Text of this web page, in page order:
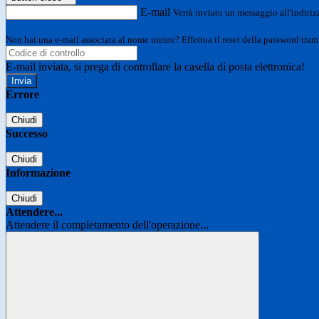
E-mail Verrà inviato un messaggio
Non hai una e-mail associata al nome utente? Effettua il reset della password
E-mail inviata, si prega di controllare la casella di posta elettronica!
Errore
Chiudi
Successo
Chiudi
Informazione
Chiudi
Attendere...
Attendere il completamento dell'operazione...